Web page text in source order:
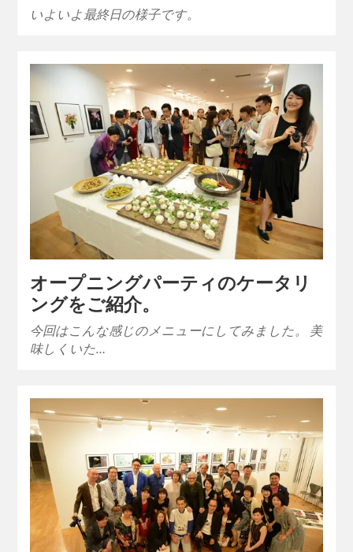
いよいよ最終日の様子です。
オープニングパーティのケータリ
ングをご紹介。
今回はこんな感じのメニューにしてみました。 美
味しくいた…